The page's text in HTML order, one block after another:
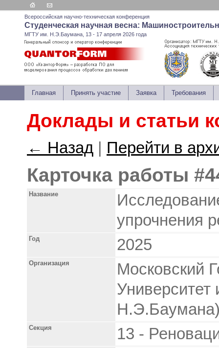
Всероссийская научно-техническая конференция
Студенческая научная весна:
МГТУ им. Н.Э.Баумана, 13 - 17 апреля 2026 года
Главная Принять участие Заявка Требования
Доклады и статьи
← Назад Перейти в
Карточка работы
Название
упрочнения
Год 2025
Организация
Московский
Секция 13 -